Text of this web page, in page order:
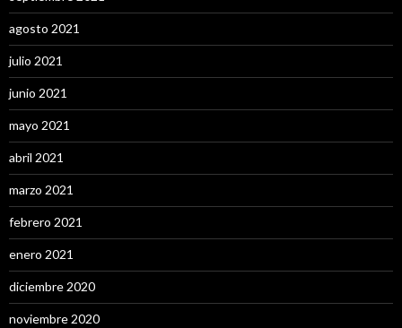
agosto 2021
julio 2021
junio 2021
mayo 2021
abril 2021
marzo 2021
febrero 2021
enero 2021
diciembre 2020
noviembre 2020